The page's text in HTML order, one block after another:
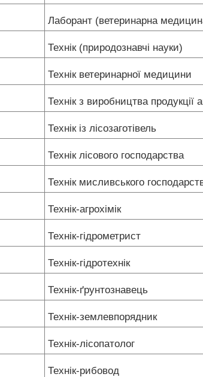
Лаборант (ветеринарна
Технік (природознавчі науки)
Технік ветеринарної медицини
Технік з виробництва продукції
Технік із лісозаготівель
Технік лісового господарства
Технік мисливського
Технік-агрохімік
Технік-гідрометрист
Технік-гідротехнік
Технік-ґрунтознавець
Технік-землевпорядник
Технік-лісопатолог
Технік-рибовод